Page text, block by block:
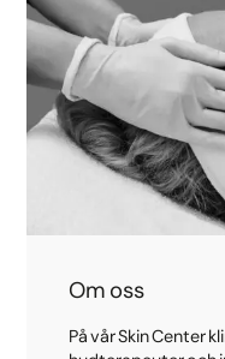
Om oss
På vår Skin Center